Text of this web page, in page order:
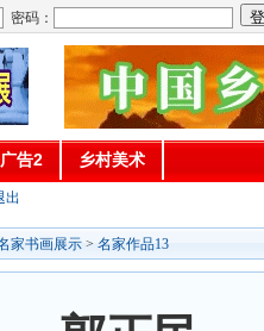
密码：
告2 乡村美术
出
家书画展示 > 名家作品13